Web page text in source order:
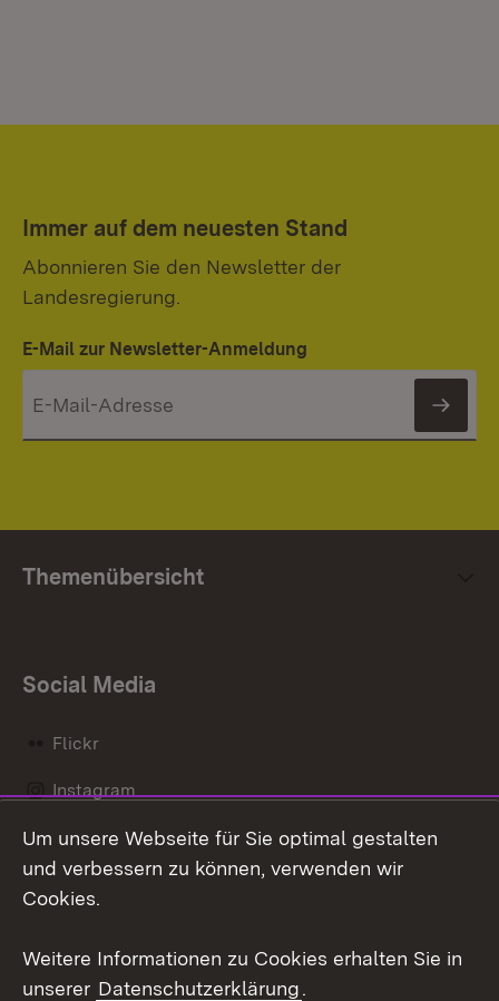
Immer auf dem neuesten Stand
Abonnieren Sie den Newsletter der
Landesregierung.
E-Mail zur Newsletter-Anmeldung
Themenübersicht
Social Media
Flickr
Instagram
Social Wall
Um unsere Webseite für Sie optimal gestalten
und verbessern zu können, verwenden wir
Cookies.
Weitere Informationen zu Cookies erhalten Sie in
unserer Datenschutzerklärung.